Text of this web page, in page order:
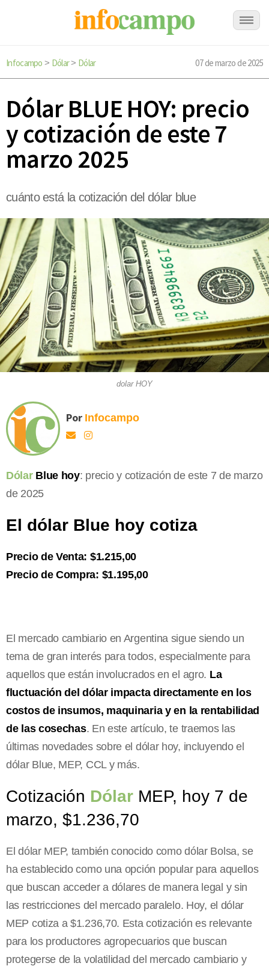
Infocampo > Dólar> Dólar 07 de marzo de 2025
Dólar BLUE HOY: precio
y cotización de este 7
marzo 2025
cuánto está la cotización del dólar blue
dolar HOY
Por Infocampo
DólarBlue hoy: precio y cotización de este 7 de marzo
de 2025
El dólar Blue hoy cotiza
Precio de Venta: $1.215,00
Precio de Compra: $1.195,00
El mercado cambiario en Argentina sigue siendo un
tema de gran interés para todos, especialmente para
aquellos que están involucrados en el agro. La
fluctuación del dólar impacta directamente en los
costos de insumos, maquinaria y en la rentabilidad
de las cosechas. En este artículo, te traemos las
últimas novedades sobre el dólar hoy, incluyendo el
dólar Blue, MEP, CCL y más.
Cotización Dólar MEP, hoy 7 de
marzo, $1.236,70
El dólar MEP, también conocido como dólar Bolsa, se
ha establecido como una opción popular para aquellos
que buscan acceder a dólares de manera legal y sin
las restricciones del mercado paralelo. Hoy, el dólar
MEP cotiza a $1.236,70. Esta cotización es relevante
para los productores agropecuarios que buscan
protegerse de la volatilidad del mercado cambiario y